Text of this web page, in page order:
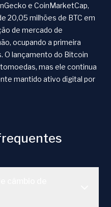
e CoinMarketCap,
20,05 milhões de BTC em
de mercado de
ocupando a primeira
O lançamento do Bitcoin
mas ele continua
mantido ativo digital por